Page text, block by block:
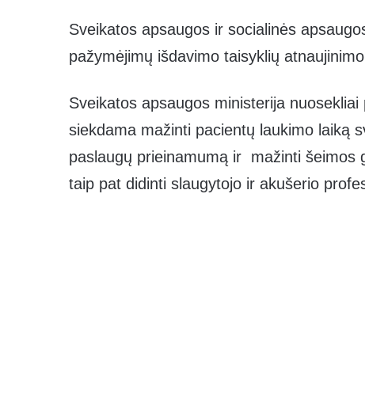
Sveikatos apsaugos ir socialinės
pažymėjimų išdavimo taisyklių
Sveikatos apsaugos ministerija
siekdama mažinti pacientų laukimo laiką
paslaugų prieinamumą ir mažinti šeimos
taip pat didinti slaugytojo ir akušerio